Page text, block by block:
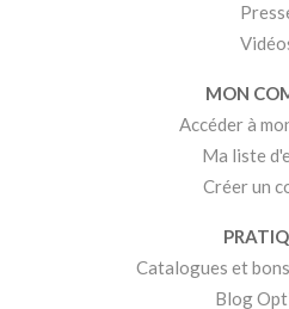
MON
Accéder à
Ma liste
Créer un
Catalogues et
Blog